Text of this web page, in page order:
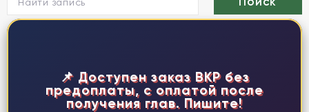
📌 Доступен заказ ВКР без
предоплаты, с оплатой после
получения глав. Пишите!